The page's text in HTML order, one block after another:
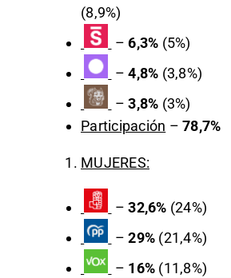
(8,9%)
–6,3% (5%)
–4,8% (3,8%)
–3,8% (3%)
Participación – 78,7%
MUJERES:
–32,6% (24%)
–29% (21,4%)
– 16% (11,8%)